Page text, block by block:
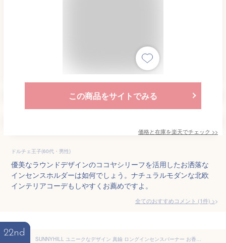
この商品をサイトでみる
価格と在庫を楽天でチェック >>
ドルチェ王子(60代・男性)
優美なラウンドデザインのココヤシリーフを活用したお洒落な
インセンスホルダーは如何でしょう。ナチュラルモダンな北欧
インテリアコーデもしやすくお薦めですよ。
全てのおすすめコメント (1件) >
22nd
SUNNYHILL ユニークなデザイン 真鍮 ロングインセンスバーナー お香ホルダー アッシュキャッチャー 屋内 屋外用 真鍮製